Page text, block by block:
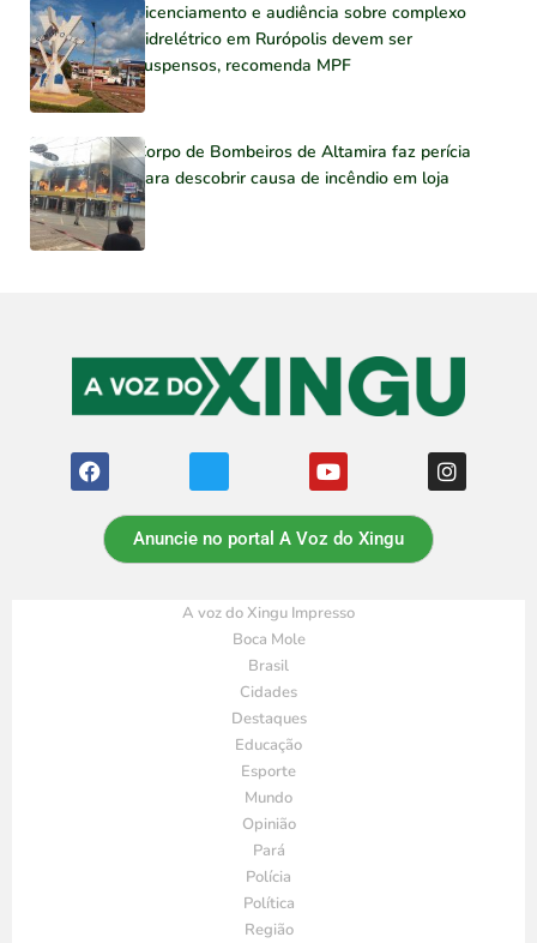
Licenciamento e audiência sobre complexo
hidrelétrico em Rurópolis devem ser
suspensos, recomenda MPF
Corpo de Bombeiros de Altamira faz perícia
para descobrir causa de incêndio em loja
Anuncie no portal A Voz do Xingu
A voz do Xingu Impresso
Boca Mole
Brasil
Cidades
Destaques
Educação
Esporte
Mundo
Opinião
Pará
Polícia
Política
Região